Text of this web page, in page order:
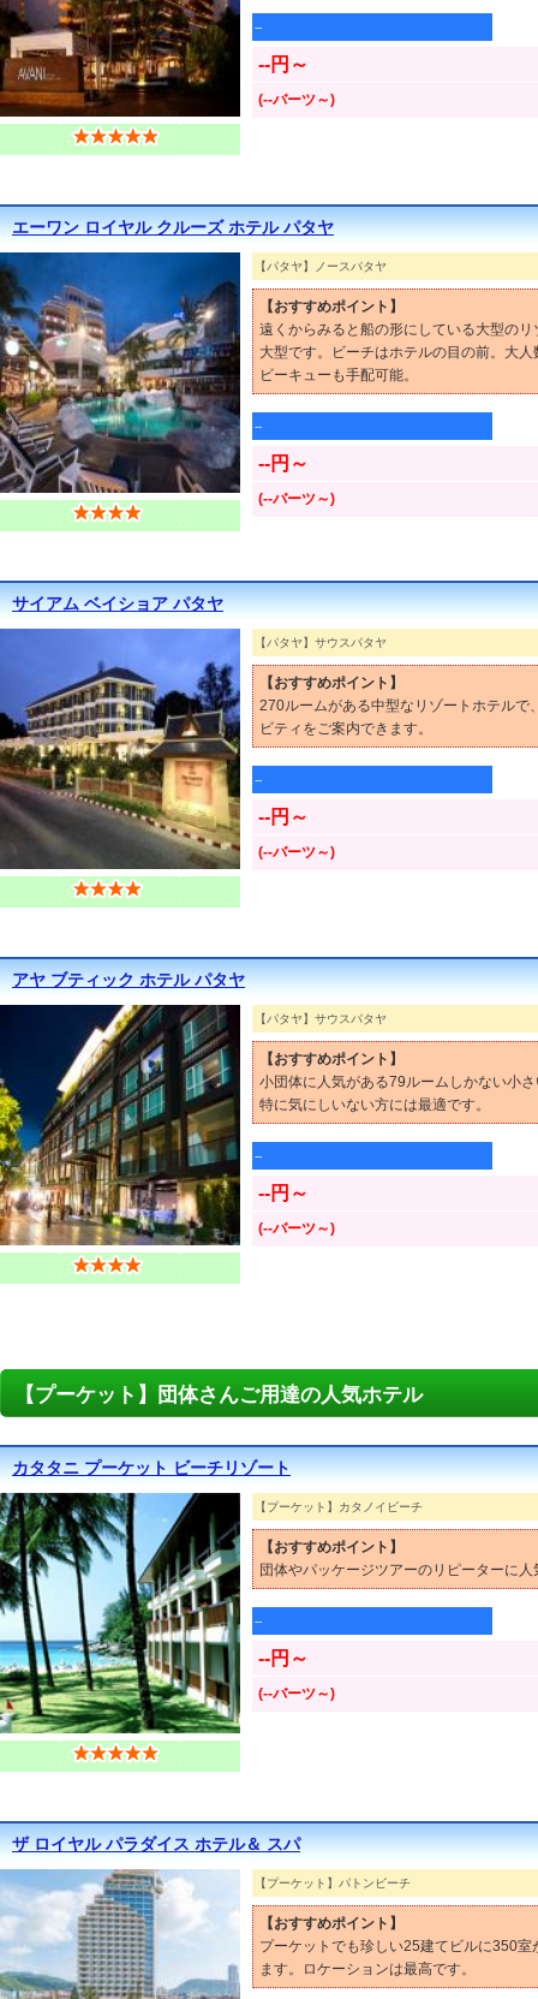
--
--円～
(--バーツ～)
エーワン ロイヤル クルーズ ホテル パタヤ
【パタヤ】ノースパタヤ
【おすすめポイント】
遠くからみると船の形にしている大型の
大型です。ビーチはホテルの目の前。大
ビーキューも手配可能。
--
--円～
(--バーツ～)
サイアム ベイショア パタヤ
【パタヤ】サウスパタヤ
【おすすめポイント】
270ルームがある中型なリゾートホテルで
ビティをご案内できます。
--
--円～
(--バーツ～)
アヤ ブティック ホテル パタヤ
【パタヤ】サウスパタヤ
【おすすめポイント】
小団体に人気がある79ルームしかない小
特に気にしいない方には最適です。
--
--円～
(--バーツ～)
【プーケット】団体さんご用達の人気ホテル
カタタニ プーケット ビーチリゾート
【プーケット】カタノイビーチ
【おすすめポイント】
団体やパッケージツアーのリピーターに
--
--円～
(--バーツ～)
ザ ロイヤル パラダイス ホテル＆ スパ
【プーケット】パトンビーチ
【おすすめポイント】
プーケットでも珍しい25建てビルに350
ます。ロケーションは最高です。